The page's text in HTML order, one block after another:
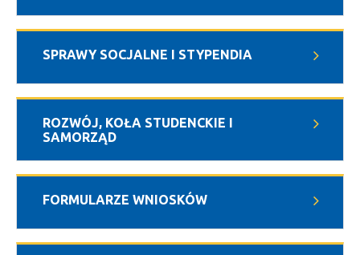
SPRAWY SOCJALNE I STYPENDIA
ROZWÓJ, KOŁA STUDENCKIE I
SAMORZĄD
FORMULARZE WNIOSKÓW